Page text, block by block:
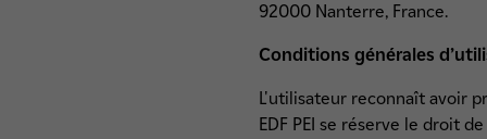
92000 Nanterre, France.
Conditions générales
L'utilisateur reconnaît avoir
EDF PEI se réserve le droit